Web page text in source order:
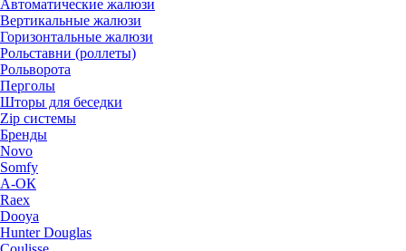
Автоматические жалюзи
Вертикальные жалюзи
Горизонтальные жалюзи
Рольставни (роллеты)
Рольворота
Перголы
Шторы для беседки
Zip системы
Бренды
Novo
Somfy
А-ОК
Raex
Dooya
Hunter Douglas